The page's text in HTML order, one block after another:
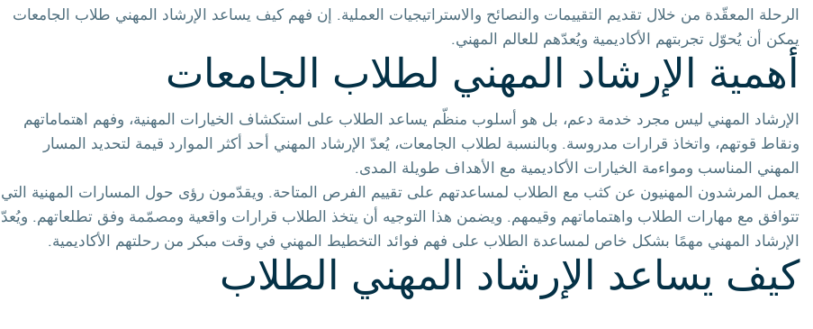
الرحلة المعقّدة من خلال تقديم التقييمات والنصائح والاستراتيجيات العملية. إن فهم كيف يساعد الإرشاد المهني طلاب الجامعات
يمكن أن يُحوّل تجربتهم الأكاديمية ويُعدّهم للعالم المهني.
أهمية الإرشاد المهني لطلاب الجامعات
الإرشاد المهني ليس مجرد خدمة دعم، بل هو أسلوب منظّم يساعد الطلاب على استكشاف الخيارات المهنية، وفهم اهتماماتهم
ونقاط قوتهم، واتخاذ قرارات مدروسة. وبالنسبة لطلاب الجامعات، يُعدّ الإرشاد المهني أحد أكثر الموارد قيمة لتحديد المسار
المهني المناسب ومواءمة الخيارات الأكاديمية مع الأهداف طويلة المدى.
يعمل المرشدون المهنيون عن كثب مع الطلاب لمساعدتهم على تقييم الفرص المتاحة. ويقدّمون رؤى حول المسارات المهنية التي
تتوافق مع مهارات الطلاب واهتماماتهم وقيمهم. ويضمن هذا التوجيه أن يتخذ الطلاب قرارات واقعية ومصمّمة وفق تطلعاتهم. ويُعدّ
الإرشاد المهني مهمًا بشكل خاص لمساعدة الطلاب على فهم فوائد التخطيط المهني في وقت مبكر من رحلتهم الأكاديمية.
كيف يساعد الإرشاد المهني الطلاب